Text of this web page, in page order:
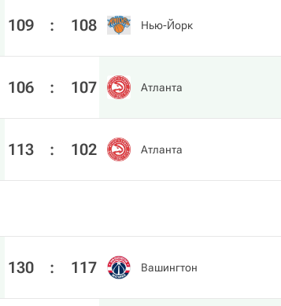
109 : 108 Нью-Йорк
106 : 107 Атланта
113 : 102 Атланта
130 : 117 Вашингтон